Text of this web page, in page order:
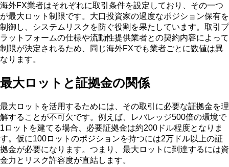
海外FX業者はそれぞれに取引条件を設定しており、その一つ
が最大ロット制限です。大口投資家の過度なポジション保有を
制御し、システムリスクを防ぐ役割を果たしています。取引プ
ラットフォームの仕様や流動性提供業者との契約内容によって
制限が決定されるため、同じ海外FXでも業者ごとに数値は異
なります。
最大ロットと証拠金の関係
最大ロットを活用するためには、その取引に必要な証拠金を理
解することが不可欠です。例えば、レバレッジ500倍の環境で
1ロットを建てる場合、必要証拠金は約200ドル程度となりま
す。仮に100ロットのポジションを持つには2万ドル以上の証
拠金が必要になります。つまり、最大ロットに到達するには資
金力とリスク許容度が直結します。